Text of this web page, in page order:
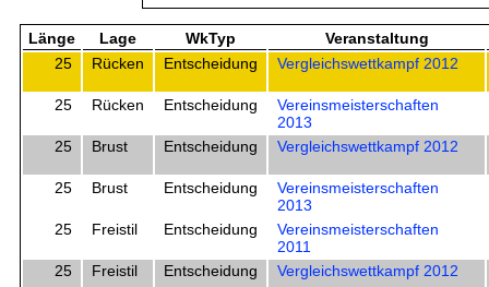
Länge Lage WkTyp
Veranstaltung
25
Rücken Entscheidung Vergleichswettkampf 2012
25 Rücken Entscheidung
Vereinsmeisterschaften
2013
25
Brust Entscheidung Vergleichswettkampf 2012
25 Brust Entscheidung
Vereinsmeisterschaften
2013
25
Freistil Entscheidung
Vereinsmeisterschaften
2011
25
Freistil Entscheidung Vergleichswettkampf 2012